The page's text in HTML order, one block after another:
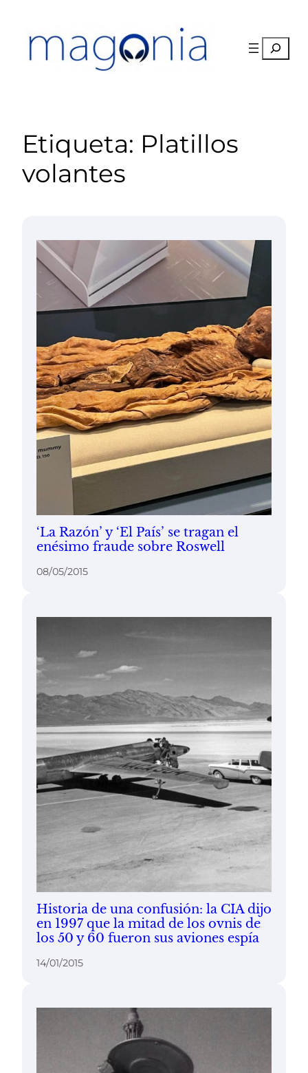
contenido
Buscar
Etiqueta: Platillos
volantes
‘La Razón’ y ‘El País’ se tragan el
enésimo fraude sobre Roswell
08/05/2015
Historia de una confusión: la CIA dijo
en 1997 que la mitad de los ovnis de
los 50 y 60 fueron sus aviones espía
14/01/2015